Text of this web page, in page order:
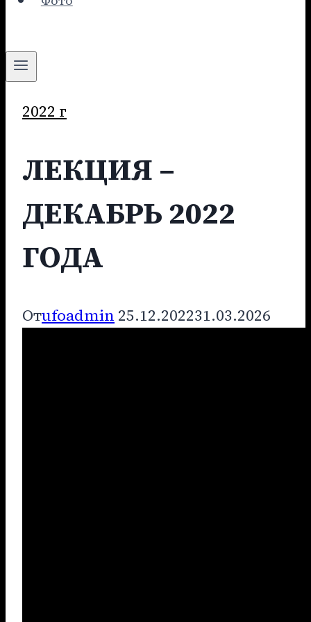
2022 г
ЛЕКЦИЯ –
ДЕКАБРЬ 2022
ГОДА
Отufoadmin 25.12.202231.03.2026